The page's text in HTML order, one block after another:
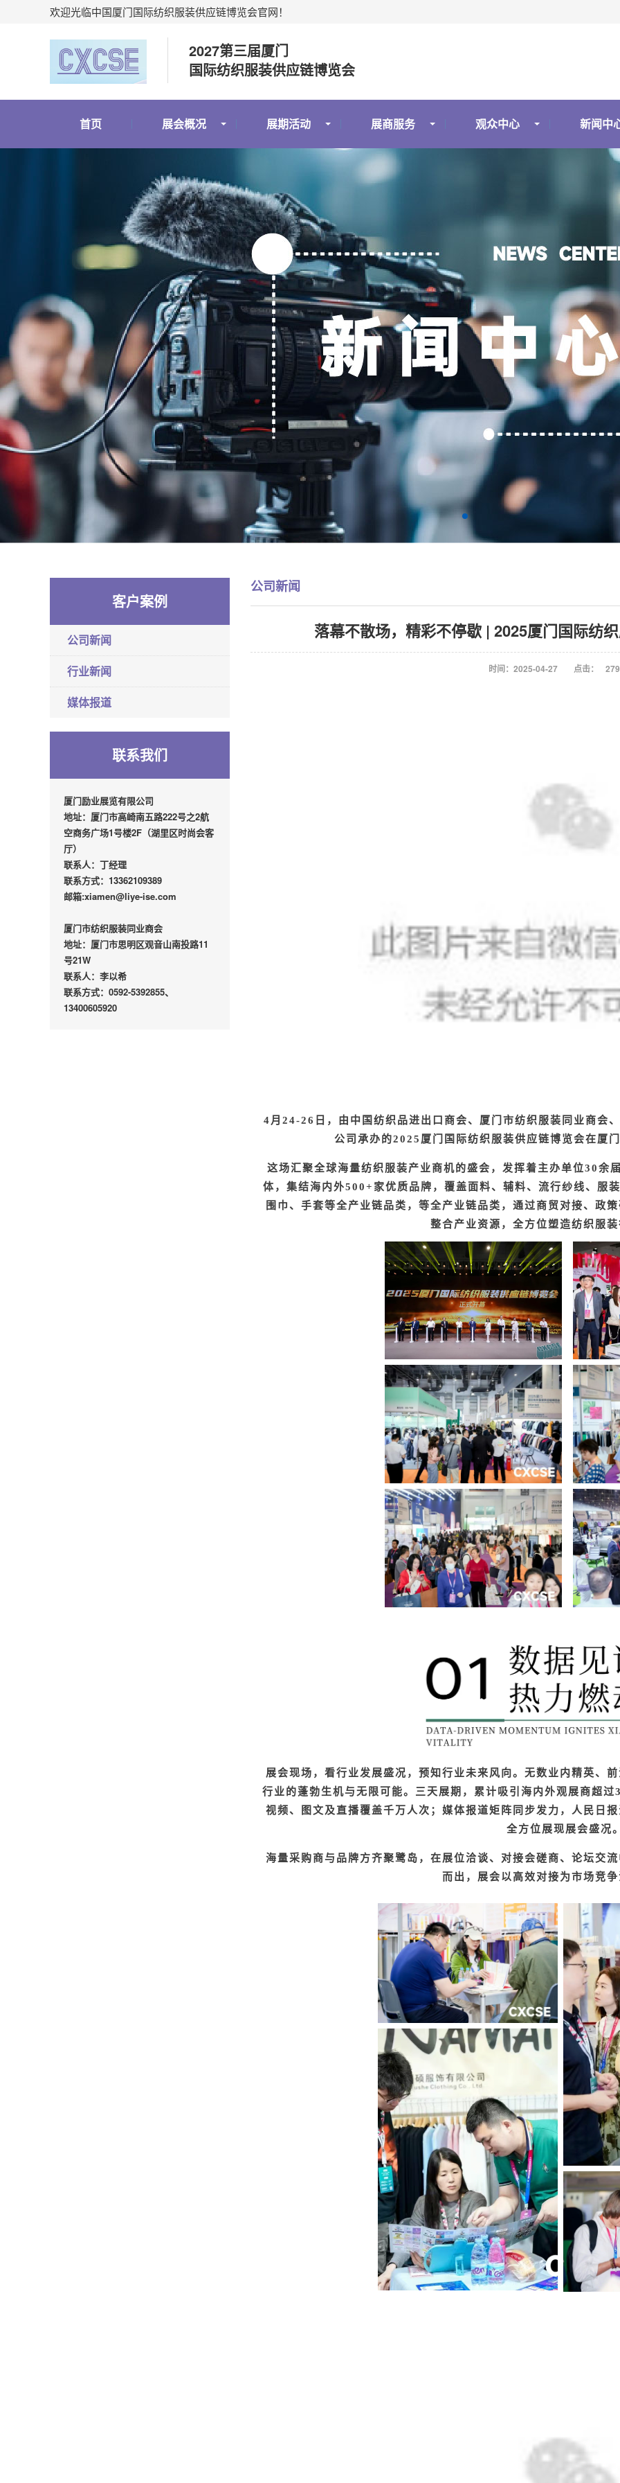
欢迎光临中国厦门国际纺织服装供应链博览会官网！
2027第三届厦门
国际纺织服装供应链博览会
首页 展会概况 展期活动 展商服务 观众中心 新闻中
客户案例
公司新闻
行业新闻
媒体报道
联系我们
厦门励业展览有限公司
地址：厦门市高崎南五路222号之2航
空商务广场1号楼2F（湖里区时尚会客
厅）
联系人：丁经理
联系方式：13362109389
邮箱:xiamen@liye-ise.com
厦门市纺织服装同业商会
地址：厦门市思明区观音山南投路11
号21W
联系人：李以希
联系方式：0592-5392855、
13400605920
公司新闻
落幕不散场，精彩不停歇 | 2025厦门国际纺
时间：2025-04-27 点击：
4月24-26日，由中国纺织品进出口商会、厦门市纺织服装同业商会
公司承办的2025厦门国际纺织服装供应链博览会在厦
这场汇聚全球海量纺织服装产业商机的盛会，发挥着主办单位30余
体，集结海内外500+ 家优质品牌，覆盖面料、辅料、流行纱线、服
围巾、手套等全产业链品类，等全产业链品类，通过商贸对接、政
整合产业资源，全方位塑造纺织服
展会现场，看行业发展盛况，预知行业未来风向。无数业内精英、
行业的蓬勃生机与无限可能。三天展期，累计吸引海内外观展商超过
视频、图文及直播覆盖千万人次；媒体报道矩阵同步发力，人民日
全方位展现展会盛况
海量采购商与品牌方齐聚鹭岛，在展位洽谈、对接会磋商、论坛交
而出，展会以高效对接为市场竞